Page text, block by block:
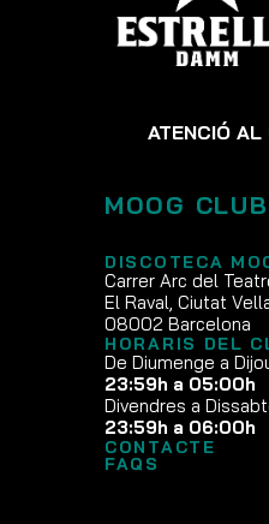
ATENCIÓ AL
MOOG CLUB
DISCOTECA
Carrer Arc del
El Raval, Ciutat
08002 Barcelona
HORARIS DEL
De Diumenge a
23:59h a 05:00h
Divendres a
23:59h a 06:00h
CONTACTE
FAQS